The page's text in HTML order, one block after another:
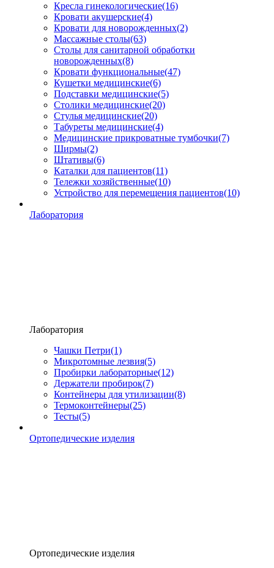
Кресла гинекологические(16)
Кровати акушерские(4)
Кровати для новорожденных(2)
Массажные столы(63)
Столы для санитарной обработки
новорожденных(8)
Кровати функциональные(47)
Кушетки медицинские(6)
Подставки медицинские(5)
Столики медицинские(20)
Стулья медицинские(20)
Табуреты медицинские(4)
Медицинские прикроватные тумбочки(7)
Ширмы(2)
Штативы(6)
Каталки для пациентов(11)
Тележки хозяйственные(10)
Устройство для перемещения пациентов(10)
Лаборатория
Лаборатория
Чашки Петри(1)
Микротомные лезвия(5)
Пробирки лабораторные(12)
Держатели пробирок(7)
Контейнеры для утилизации(8)
Термоконтейнеры(25)
Тесты(5)
Ортопедические изделия
Ортопедические изделия